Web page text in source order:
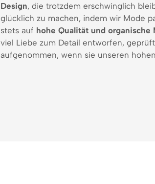
Design, die trotzdem erschwinglich
glücklich zu machen, indem wir Mode
stets auf hohe Qualität und organische
viel Liebe zum Detail entworfen,
aufgenommen, wenn sie unseren